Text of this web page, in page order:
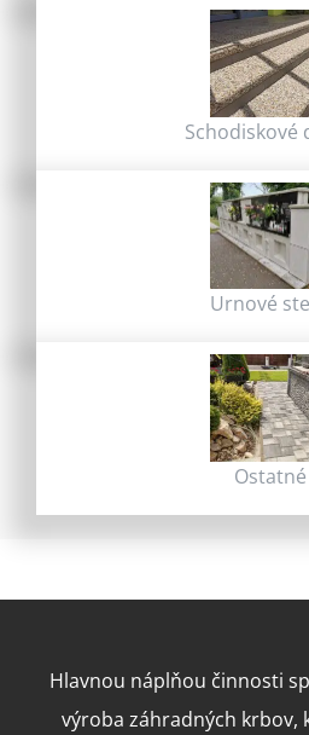
Schodiskové
Urnové
Ostatné
Hlavnou náplňou činnosti
výroba záhradných krbov,